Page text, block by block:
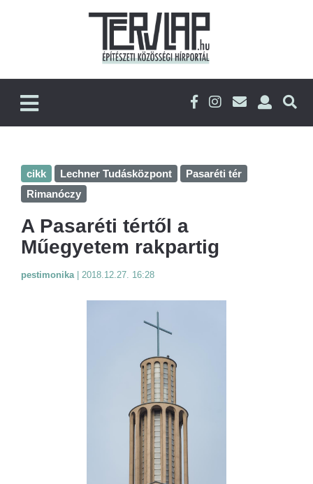
cikk Lechner Tudásközpont
Pasaréti tér
Rimanóczy
A Pasaréti tértől a
Műegyetem rakpartig
pestimonika 2018.12.27. 16:28